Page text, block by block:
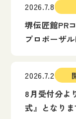
2026.7.8
堺伝匠館PR
プロポーザ
2026.7.2
8月受付分よ
式』となりま